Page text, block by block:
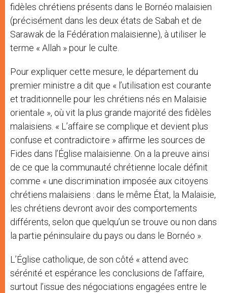
fidèles chrétiens présents dans le Bornéo malaisien
(précisément dans les deux états de Sabah et de
Sarawak de la Fédération malaisienne), à utiliser le
terme « Allah » pour le culte.
Pour expliquer cette mesure, le département du
premier ministre a dit que « l’utilisation est courante
et traditionnelle pour les chrétiens nés en Malaisie
orientale », où vit la plus grande majorité des fidèles
malaisiens. « L’affaire se complique et devient plus
confuse et contradictoire » affirme les sources de
Fides dans l’Église malaisienne. On a la preuve ainsi
de ce que la communauté chrétienne locale définit
comme « une discrimination imposée aux citoyens
chrétiens malaisiens : dans le même État, la Malaisie,
les chrétiens devront avoir des comportements
différents, selon que quelqu’un se trouve ou non dans
la partie péninsulaire du pays ou dans le Bornéo ».
L’Église catholique, de son côté « attend avec
sérénité et espérance les conclusions de l’affaire,
surtout l’issue des négociations engagées entre le